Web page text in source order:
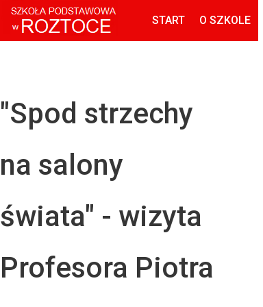
START O SZKOLE
"Spod strzechy
na salony
świata" - wizyta
Profesora Piotra